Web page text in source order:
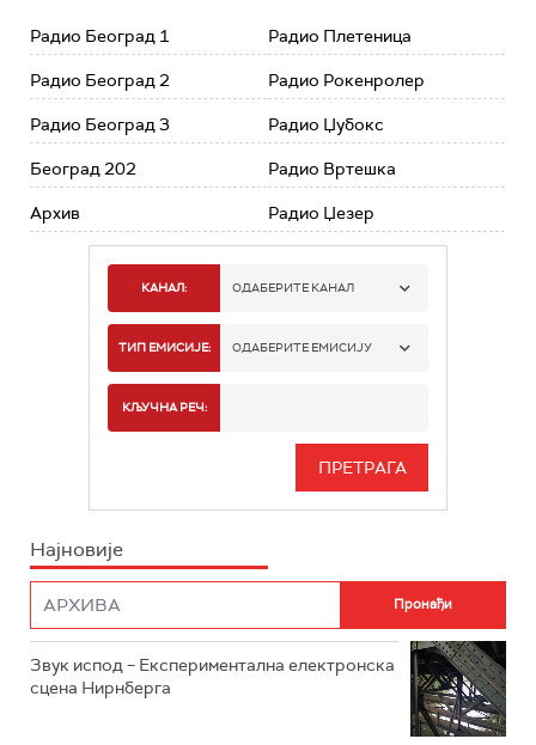
Радио Београд 1
Радио Београд 2
Радио Београд 3
Београд 202
Архив
Радио Плетеница
Радио Рокенролер
Радио Џубокс
Радио Вртешка
Радио Џезер
КАНАЛ: ОДАБЕРИТЕ КАНАЛ
РАДИО БЕОГРАД 1
РАДИО БЕОГРАД 3
РАДИО РОКЕНРОЛЕР
ТИП ЕМИСИЈЕ: ОДАБЕРИТЕ ЕМИСИЈУ
ИНФО
КЉУЧНА РЕЧ:
Најновије
Звук испод – Експериментална електронска
сцена Нирнберга